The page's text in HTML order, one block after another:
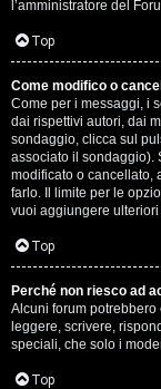
l’amministratore del
Top
Come modifico o
Come per i messaggi, i
dai rispettivi autori, dai
sondaggio, clicca sul
associato il sondaggio).
modificato o cancellato,
farlo. Il limite per le
vuoi aggiungere ulteriori
Top
Perché non riesco ad
Alcuni forum
leggere, scrivere,
speciali, che solo i
Top
g
o
s
t
i
n
o
.
.
.